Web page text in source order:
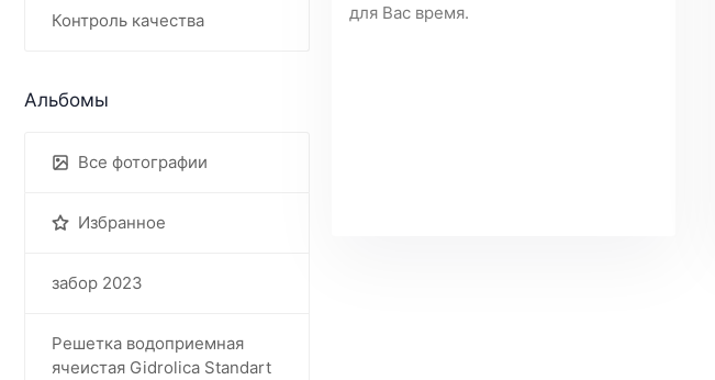
Контроль качества
Альбомы
Все фотографии
Избранное
забор 2023
Решетка водоприемная
ячеистая Gidrolica Standart
для Вас время.